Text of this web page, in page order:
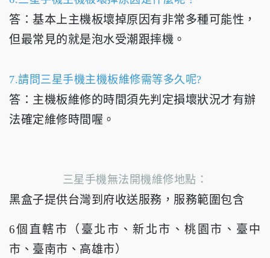
答：基本上主機板壞掉原因有非常多種可能性，
但最常見的就是泡水受潮跟摔機。
7.請問三星手機主機板維修需等多久呢?
答：主機板維修的時間須先判定損壞狀況才有辦
法確定維修時間喔。
三星手機無法開機維修地點：
黑盒子提供台灣到府收送服務，服務範圍包含
6個直轄市（臺北市、新北市、桃園市、臺中
市、臺南市、高雄市）